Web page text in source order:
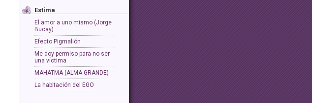
Estima
El amor a uno mismo (Jorge
Bucay)
Efecto Pigmalión
Me doy permiso para no ser
una víctima
MAHATMA (ALMA GRANDE)
La habitación del EGO